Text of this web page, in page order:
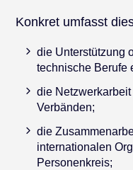
Konkret umfasst
die Unterstützung
technische Berufe
die
Verbänden;
die
internationalen
Personenkreis;